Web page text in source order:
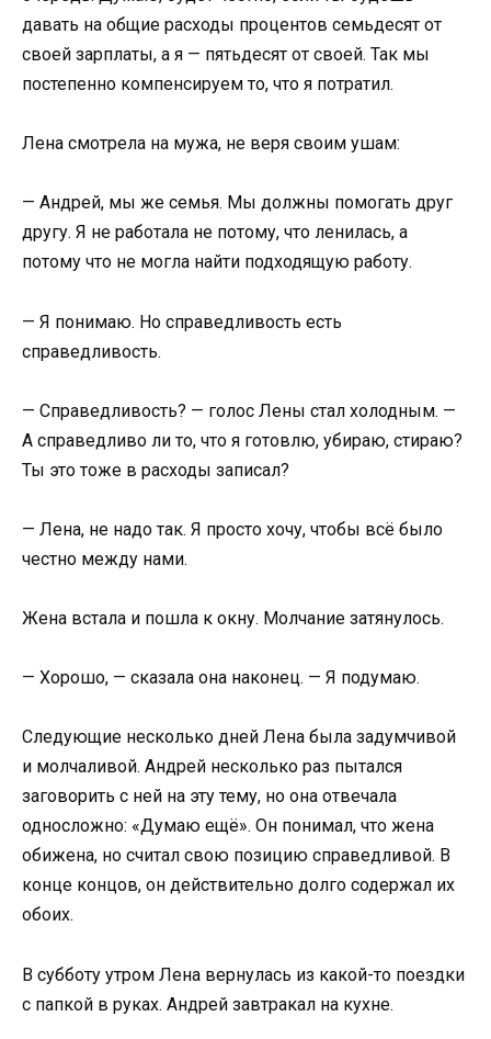
давать на общие расходы процентов семьдесят от
своей зарплаты, а я — пятьдесят от своей. Так мы
постепенно компенсируем то, что я потратил.
Лена смотрела на мужа, не веря своим ушам:
— Андрей, мы же семья. Мы должны помогать друг
другу. Я не работала не потому, что ленилась, а
потому что не могла найти подходящую работу.
— Я понимаю. Но справедливость есть
справедливость.
— Справедливость? — голос Лены стал холодным. —
А справедливо ли то, что я готовлю, убираю, стираю?
Ты это тоже в расходы записал?
— Лена, не надо так. Я просто хочу, чтобы всё было
честно между нами.
Жена встала и пошла к окну. Молчание затянулось.
— Хорошо, — сказала она наконец. — Я подумаю.
Следующие несколько дней Лена была задумчивой
и молчаливой. Андрей несколько раз пытался
заговорить с ней на эту тему, но она отвечала
односложно: «Думаю ещё». Он понимал, что жена
обижена, но считал свою позицию справедливой. В
конце концов, он действительно долго содержал их
обоих.
В субботу утром Лена вернулась из какой-то поездки
с папкой в руках. Андрей завтракал на кухне.